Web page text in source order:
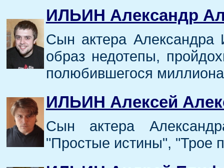
ИЛЬИН Александр
Сын актера Александра
образ недотепы,
полюбившегося
ИЛЬИН Алексей
Сын актера
"Простые истины", "Трое